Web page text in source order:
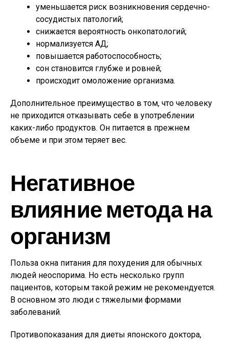
уменьшается риск возникновения сердечно-
сосудистых патологий;
снижается вероятность онкопатологий;
нормализуется АД;
повышается работоспособность;
сон становится глубже и ровней;
происходит омоложение организма.
Дополнительное преимущество в том, что человеку
не приходится отказывать себе в употреблении
каких-либо продуктов. Он питается в прежнем
объеме и при этом теряет вес.
Негативное
влияние метода на
организм
Польза окна питания для похудения для обычных
людей неоспорима. Но есть несколько групп
пациентов, которым такой режим не рекомендуется.
В основном это люди с тяжелыми формами
заболеваний.
Противопоказания для диеты японского доктора,